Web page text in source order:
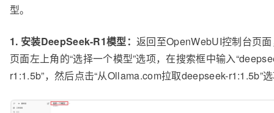
型。
1. 安装DeepSeek-R1模型：返回至OpenWebUI控制台页
页面左上角的“选择一个模型”选项，在搜索框中输入
r1:1.5b”，然后点击“从Ollama.com拉取deepseek-r1:1.5b”